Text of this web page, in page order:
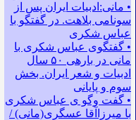
• مانی:ادبیات ایران پس از
سونامی بلاهت. در گفتگو با
عباس شکری
• گفتگوی عباس شکری با
مانی در باره‍ی ۵۰ سال
ادبیات و شعر ایران. بخش
سوم و پایانی
• گفت وگو ی عباس شکری
با میرزاآقا عسگری(مانی) /